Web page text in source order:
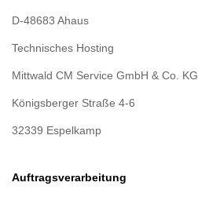
D-48683 Ahaus
Technisches Hosting
Mittwald CM Service GmbH & Co. KG
Königsberger Straße 4-6
32339 Espelkamp
Auftragsverarbeitung